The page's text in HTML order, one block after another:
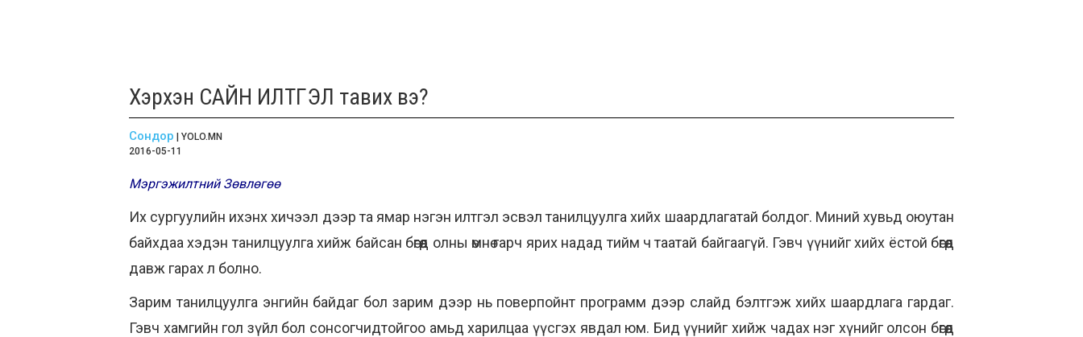
Хэрхэн САЙН ИЛТГЭЛ тавих вэ?
Сондор | YOLO.MN
2016-05-11
Мэргэжилтний Зөвлөгөө
Их сургуулийн ихэнх хичээл дээр та ямар нэгэн илтгэл эсвэл танилцуулга хийх шаардлагатай болдог. Миний хувьд оюутан
байхдаа хэдэн танилцуулга хийж байсан бөгөөд олны өмнө гарч ярих надад тийм ч таатай байгаагүй. Гэвч үүнийг хийх ёстой бөгөөд
давж гарах л болно.
Зарим танилцуулга энгийн байдаг бол зарим дээр нь поверпойнт программ дээр слайд бэлтгэж хийх шаардлага гардаг.
Гэвч хамгийн гол зүйл бол сонсогчидтойгоо амьд харилцаа үүсгэх явдал юм. Бид үүнийг хийж чадах нэг хүнийг олсон бөгөөд